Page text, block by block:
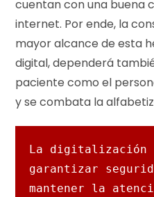
cuentan con una buena
internet. Por ende, la
mayor alcance de esta
digital, dependerá
paciente como el
y se combata la
La digitalización
garantizar
mantener la